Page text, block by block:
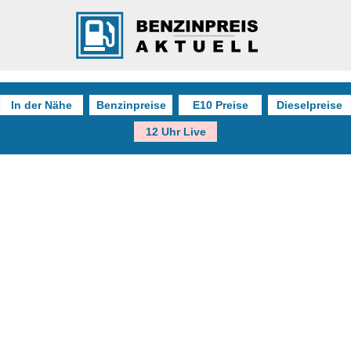
In der Nähe Benzinpreise E10 Preise Dieselpreise
12 Uhr Live